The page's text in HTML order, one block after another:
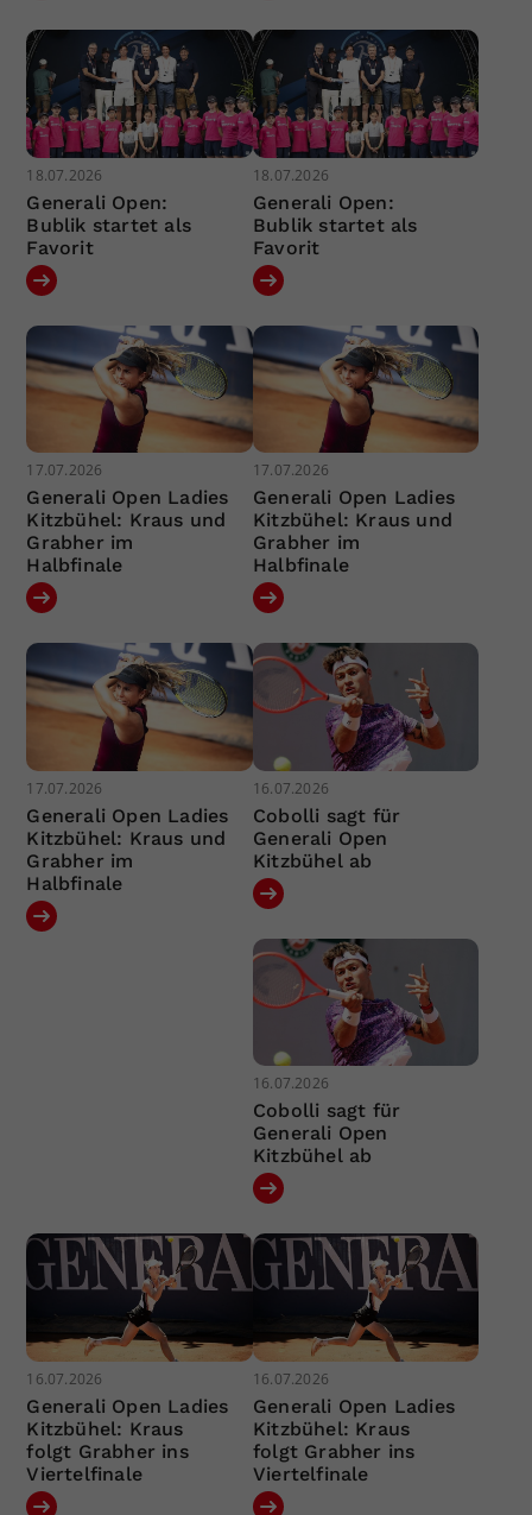
18.07.2026
Generali Open:
Bublik startet als
Favorit
18.07.2026
Generali Open:
Bublik startet als
Favorit
17.07.2026
Generali Open Ladies
Kitzbühel: Kraus und
Grabher im
Halbfinale
17.07.2026
Generali Open Ladies
Kitzbühel: Kraus und
Grabher im
Halbfinale
17.07.2026
Generali Open Ladies
Kitzbühel: Kraus und
Grabher im
Halbfinale
16.07.2026
Cobolli sagt für
Generali Open
Kitzbühel ab
16.07.2026
Cobolli sagt für
Generali Open
Kitzbühel ab
16.07.2026
Generali Open Ladies
Kitzbühel: Kraus
folgt Grabher ins
Viertelfinale
16.07.2026
Generali Open Ladies
Kitzbühel: Kraus
folgt Grabher ins
Viertelfinale